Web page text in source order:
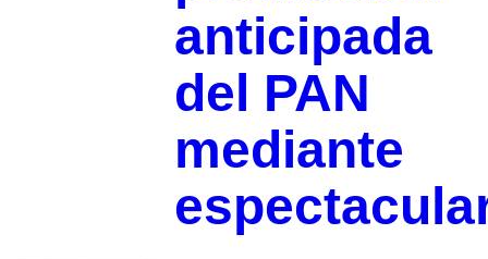
anticipada
del PAN
mediante